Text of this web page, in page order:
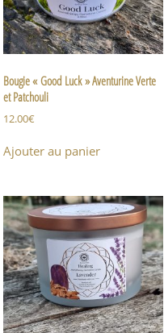
Bougie « Good Luck » Aventurine Verte
et Patchouli
12.00€
Ajouter au panier